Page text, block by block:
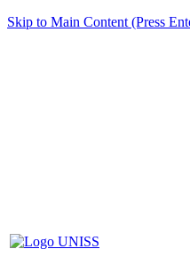
Skip to Main Content (Press